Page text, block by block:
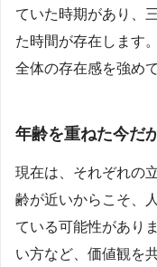
ていた時期があり、
た時間が存在します
全体の存在感を強め
年齢を重ねた今だ
現在は、それぞれの
齢が近いからこそ、
ている可能性があり
い方など、価値観を